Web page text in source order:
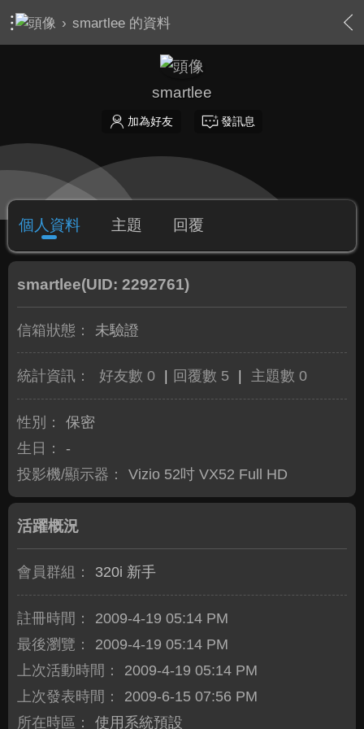
› smartlee 的資料
smartlee
加為好友 發訊息
個人資料 主題 回覆
smartlee(UID: 2292761)
信箱狀態： 未驗證
統計資訊： 好友數 0 回覆數 5 主題數 0
性別：
保密
生日：
-
投影機/顯示器：
Vizio 52吋 VX52 Full HD
活躍概況
會員群組： 320i 新手
註冊時間：
2009-4-19 05:14 PM
最後瀏覽：
2009-4-19 05:14 PM
上次活動時間：
2009-4-19 05:14 PM
上次發表時間：
2009-6-15 07:56 PM
所在時區：
使用系統預設